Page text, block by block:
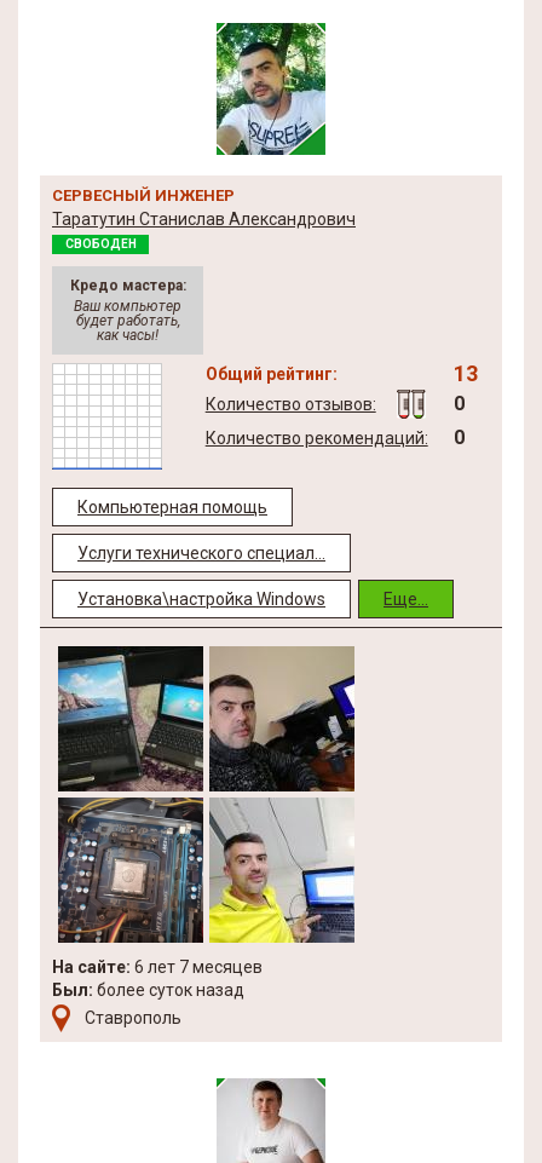
СЕРВЕСНЫЙ ИНЖЕНЕР
Таратутин Станислав Александрович
СВОБОДЕН
Кредо мастера:
Ваш компьютер
будет работать,
как часы!
Общий рейтинг: 13
Количество отзывов: 0
Количество рекомендаций: 0
Компьютерная помощь
Услуги технического специал...
Установка\настройка Windows Еще...
На сайте: 6 лет 7 месяцев
Был: более суток назад
Ставрополь